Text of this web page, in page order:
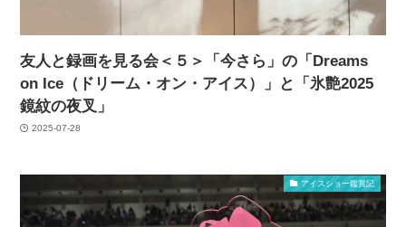
友人と録画を見る会＜５＞「今さら」の「Dreams
on Ice（ドリーム・オン・アイス）」と「氷艶2025
鏡紋の夜叉」
2025-07-28
アイスショー鑑賞記